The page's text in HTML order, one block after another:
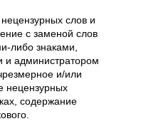
слов и
с заменой слов
либо знаками,
и администратором
и/или
нецензурных
содержание